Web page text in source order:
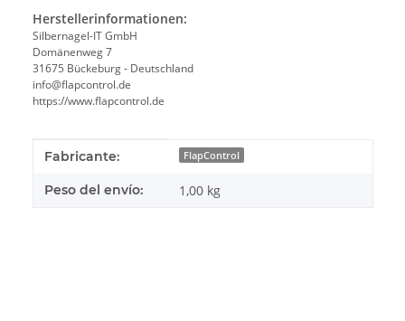
Herstellerinformationen:
Silbernagel-IT GmbH
Domänenweg 7
31675 Bückeburg - Deutschland
info@flapcontrol.de
https://www.flapcontrol.de
#productDetails.itemInformation#
#productDetails.itemValue#
Fabricante: FlapControl
Peso del envío: 1,00 kg